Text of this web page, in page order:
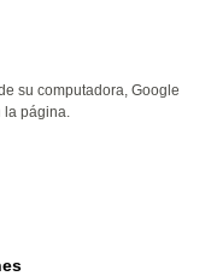
su computadora, Google
la página.